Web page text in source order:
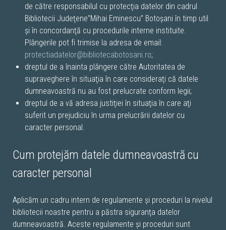
de către responsabilul cu protecţia datelor din cadrul
Bibliotecii Judeţene”Mihai Eminescu” Botoșani în timp util
şi în concordanţă cu procedurile interne instituite.
Plângerile pot fi trimise la adresa de email:
protectiadatelor@bibliotecabotosani.ro;
dreptul de a înainta plângere către Autoritatea de
supraveghere în situaţia în care consideraţi că datele
dumneavoastră nu au fost prelucrate conform legii;
dreptul de a vă adresa justiţiei în situaţia în care aţi
suferit un prejudiciu în urma prelucrării datelor cu
caracter personal.
Cum protejăm datele dumneavoastră cu
caracter personal
Aplicăm un cadru intern de regulamente şi proceduri la nivelul
bibliotecii noastre pentru a păstra siguranţa datelor
dumneavoastră. Aceste regulamente şi proceduri sunt